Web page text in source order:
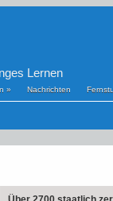
Lernen
» Nachrichten